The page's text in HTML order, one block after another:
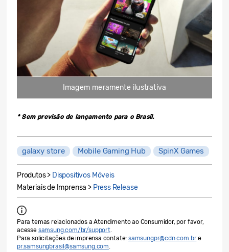
Imagem meramente ilustrativa
* Sem previsão de lançamento para o Brasil.
galaxy store Mobile Gaming Hub SpinX Games
Produtos > Dispositivos Móveis
Materiais de Imprensa > Press Release
Para temas relacionados a Atendimento ao Consumidor, por favor,
acesse samsung.com/br/support.
Para solicitações de imprensa contate: samsungpr@cdn.com.bre
pr.samsungbrasil@samsung.com.